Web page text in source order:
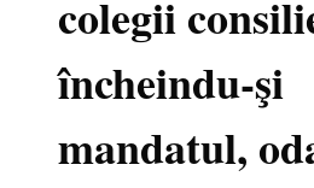
colegii
încheindu-şi
mandatul,